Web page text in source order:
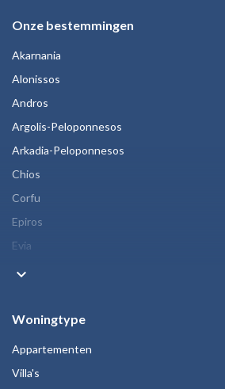
Onze bestemmingen
Akarnania
Alonissos
Andros
Argolis-Peloponnesos
Arkadia-Peloponnesos
Chios
Corfu
Epiros
Evia
keyboard_arrow_down
Woningtype
Appartementen
Villa's